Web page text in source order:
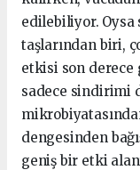
edilebiliyor. Oysa
taşlarından biri,
etkisi son
sadece sindirimi
dengesinden
geniş bir etki